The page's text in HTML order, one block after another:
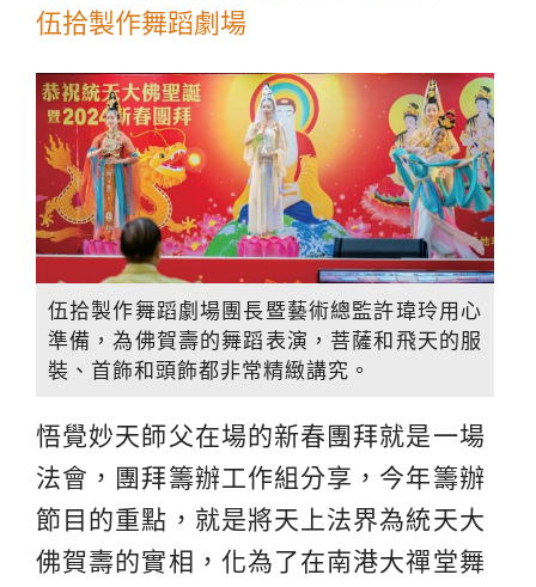
伍拾製作舞蹈劇場
伍拾製作舞蹈劇場團長暨藝術總監許瑋玲用心
準備，為佛賀壽的舞蹈表演，菩薩和飛天的服
裝、首飾和頭飾都非常精緻講究。
悟覺妙天師父在場的新春團拜就是一場
法會，團拜籌辦工作組分享，今年籌辦
節目的重點，就是將天上法界為統天大
佛賀壽的實相，化為了在南港大禪堂舞